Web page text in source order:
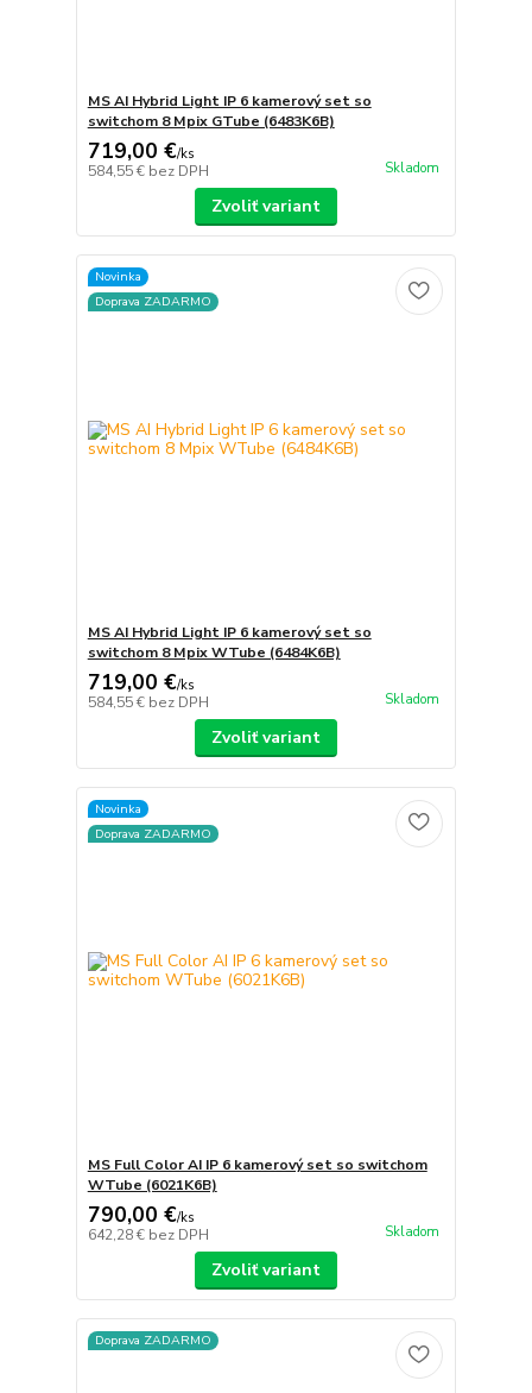
MS AI Hybrid Light IP 6 kamerový set so
switchom 8 Mpix GTube (6483K6B)
719,00 €/ks
584,55 € bez DPH Skladom
Zvoliť variant
Novinka
Doprava ZADARMO
MS AI Hybrid Light IP 6 kamerový set so
switchom 8 Mpix WTube (6484K6B)
719,00 €/ks
584,55 € bez DPH Skladom
Zvoliť variant
Novinka
Doprava ZADARMO
MS Full Color AI IP 6 kamerový set so switchom
WTube (6021K6B)
790,00 €/ks
642,28 € bez DPH Skladom
Zvoliť variant
Doprava ZADARMO